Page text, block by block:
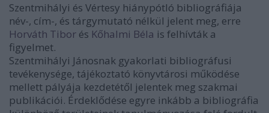
Szentmihályi és Vértesy hiánypótló bibliográfiája
név-, cím-, és tárgymutató nélkül jelent meg, erre
Horváth Tibor és Kőhalmi Béla is felhívták a
figyelmet.
Szentmihályi Jánosnak gyakorlati bibliográfusi
tevékenysége, tájékoztató könyvtárosi működése
mellett pályája kezdetétől jelentek meg szakmai
publikációi. Érdeklődése egyre inkább a bibliográfia